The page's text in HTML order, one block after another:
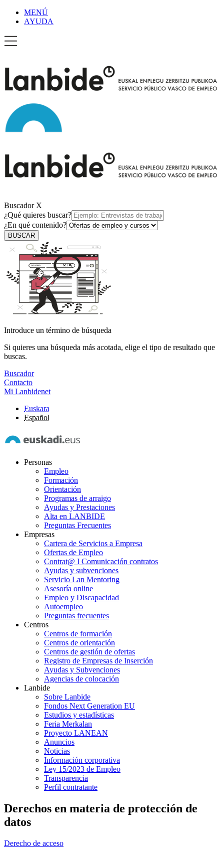
MENÚ
AYUDA
Buscador X
¿Qué quieres buscar?
¿En qué contenido?
BUSCAR
Introduce un término de búsqueda
Si quieres una búsqueda más acotada, elige el tipo de resultado que
buscas.
Buscador
Contacto
Mi Lanbidenet
Euskara
Español
Personas
Empleo
Formación
Orientación
Programas de arraigo
Ayudas y Prestaciones
Alta en LANBIDE
Preguntas Frecuentes
Empresas
Cartera de Servicios a Empresa
Ofertas de Empleo
Contrat@ I Comunicación contratos
Ayudas y subvenciones
Servicio Lan Mentoring
Asesoría online
Empleo y Discapacidad
Autoempleo
Preguntas frecuentes
Centros
Centros de formación
Centros de orientación
Centros de gestión de ofertas
Registro de Empresas de Inserción
Ayudas y Subvenciones
Agencias de colocación
Lanbide
Sobre Lanbide
Fondos Next Generation EU
Estudios y estadísticas
Feria Merkalan
Proyecto LANEAN
Anuncios
Noticias
Información corporativa
Ley 15/2023 de Empleo
Transparencia
Perfil contratante
Derechos en materia de protección de
datos
Derecho de acceso